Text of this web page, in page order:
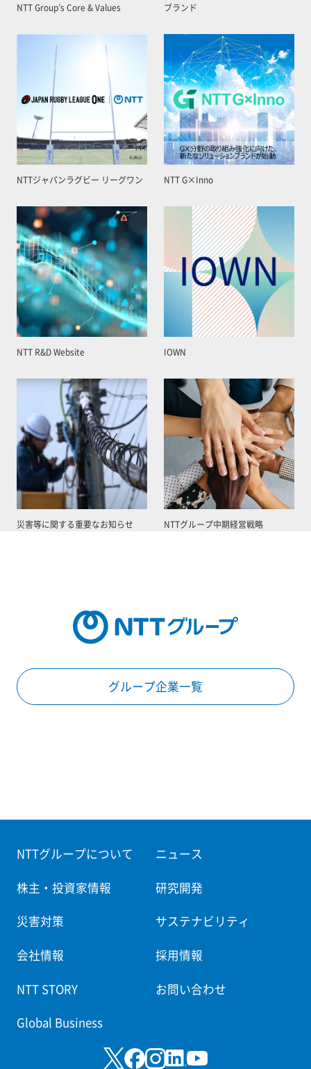
NTT Group’s Core & Values ブランド
NTTジャパンラグビー リーグワン NTT G×Inno
NTT R&D Website IOWN
災害等に関する重要なお知らせ NTTグループ中期経営戦略
グループ企業一覧
NTTグループについて ニュース
株主・投資家情報 研究開発
災害対策 サステナビリティ
会社情報 採用情報
NTT STORY お問い合わせ
Global Business